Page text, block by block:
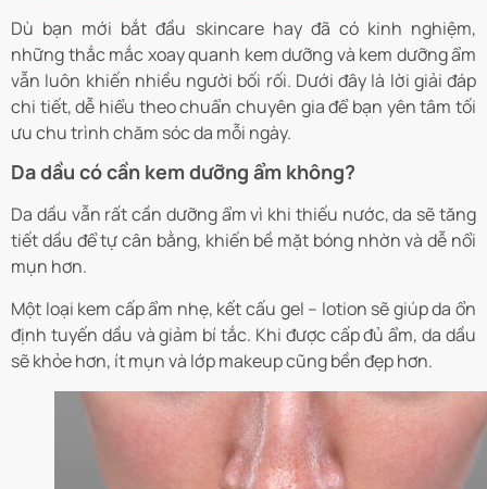
Dù bạn mới bắt đầu skincare hay đã có kinh nghiệm,
những thắc mắc xoay quanh kem dưỡng và kem dưỡng ẩm
vẫn luôn khiến nhiều người bối rối. Dưới đây là lời giải đáp
chi tiết, dễ hiểu theo chuẩn chuyên gia để bạn yên tâm tối
ưu chu trình chăm sóc da mỗi ngày.
Da dầu có cần kem dưỡng ẩm không?
Da dầu vẫn rất cần dưỡng ẩm vì khi thiếu nước, da sẽ tăng
tiết dầu để tự cân bằng, khiến bề mặt bóng nhờn và dễ nổi
mụn hơn.
Một loại kem cấp ẩm nhẹ, kết cấu gel – lotion sẽ giúp da ổn
định tuyến dầu và giảm bí tắc. Khi được cấp đủ ẩm, da dầu
sẽ khỏe hơn, ít mụn và lớp makeup cũng bền đẹp hơn.